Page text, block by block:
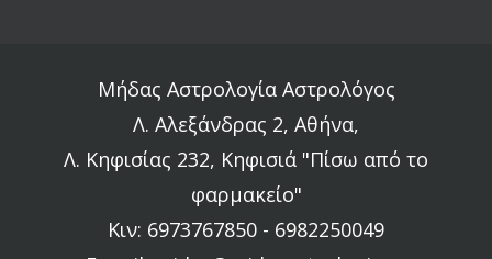
Μήδας Αστρολογία Αστρολόγος
Λ. Αλεξάνδρας 2, Αθήνα,
Λ. Κηφισίας 232, Κηφισιά "Πίσω από το
φαρμακείο"
Κιν: 6973767850 - 6982250049